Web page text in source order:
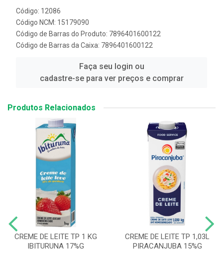
Código: 12086
Código NCM: 15179090
Código de Barras do Produto: 7896401600122
Código de Barras da Caixa: 7896401600122
Faça seu login ou
cadastre-se para ver preços e comprar
Produtos Relacionados
CREME DE LEITE TP 1 KG
IBITURUNA 17%G
CREME DE LEITE TP 1,03L
PIRACANJUBA 15%G